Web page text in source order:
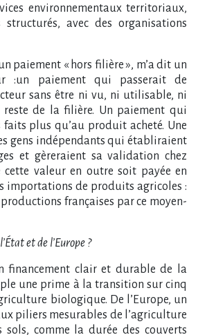
environnementaux territoriaux,
avec des organisations
paiement « hors filière », m’a dit un
:un paiement qui passerait de
sans être ni vu, ni utilisable, ni
de la filière. Un paiement qui
plus qu’au produit acheté. Une
gens indépendants qui établiraient
et gèreraient sa validation chez
cette valeur en outre soit payée en
importations de produits agricoles :
françaises par ce moyen-
et de l’Europe ?
financement clair et durable de la
une prime à la transition sur cinq
biologique. De l’Europe, un
piliers mesurables de l’agriculture
sols, comme la durée des couverts